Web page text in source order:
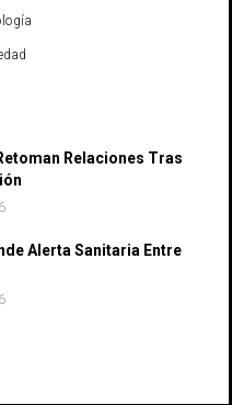
Relaciones Tras
Alerta Sanitaria Entre